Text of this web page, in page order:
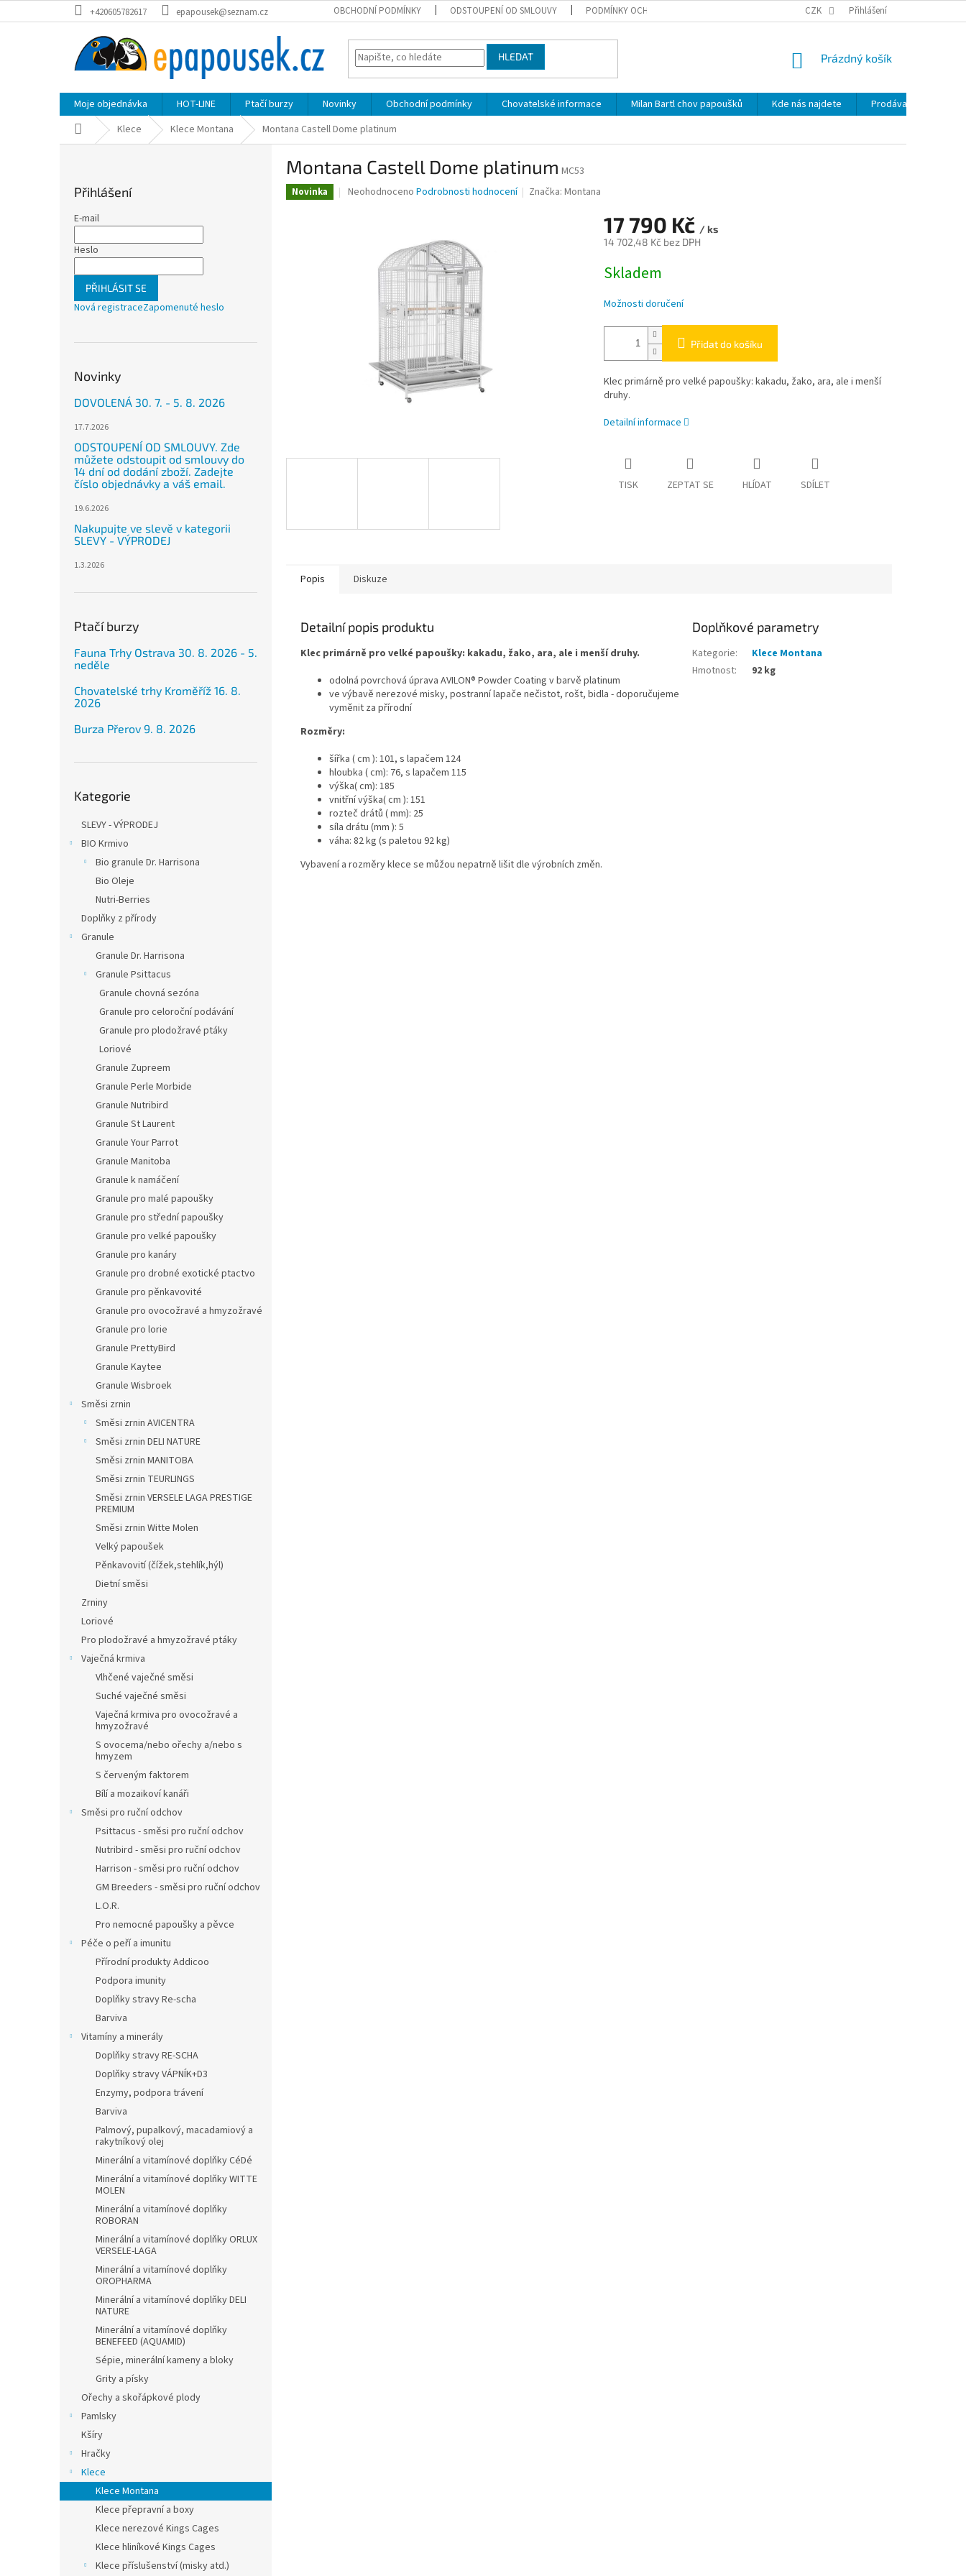
na
+420605782617 epapousek@seznam.cz OBCHODNÍ PODMÍNKY ODSTOUPENÍ OD SMLOUVY PODMÍNKY OCHRANY OSOBNÍCH ÚDAJŮ NOVINKY MAPA SERVERU
CZK Přihlášení
HLEDAT
NÁKUPNÍ
Prázdný košík
Moje objednávka HOT-LINE Ptačí burzy Novinky Obchodní podmínky Chovatelské informace Milan Bartl chov papoušků Kde nás najdete
Prodávané značky
Domů Klece Klece Montana Montana Castell Dome platinum
Přihlášení
E-mail
Heslo
PŘIHLÁSIT SE
Nová registraceZapomenuté heslo
Novinky
DOVOLENÁ 30. 7. - 5. 8. 2026
17.7.2026
ODSTOUPENÍ OD SMLOUVY. Zde
můžete odstoupit od smlouvy do
14 dní od dodání zboží. Zadejte
číslo objednávky a váš email.
19.6.2026
Nakupujte ve slevě v kategorii
SLEVY - VÝPRODEJ
1.3.2026
Ptačí burzy
Fauna Trhy Ostrava 30. 8. 2026 - 5.
neděle
Chovatelské trhy Kroměříž 16. 8.
2026
Burza Přerov 9. 8. 2026
kategorie
Kategorie
SLEVY - VÝPRODEJ
BIO Krmivo
Bio granule Dr. Harrisona
Bio Oleje
Nutri-Berries
Doplňky z přírody
Granule
Granule Dr. Harrisona
Granule Psittacus
Granule chovná sezóna
Granule pro celoroční podávání
Granule pro plodožravé ptáky
Loriové
Granule Zupreem
Granule Perle Morbide
Granule Nutribird
Granule St Laurent
Granule Your Parrot
Granule Manitoba
Granule k namáčení
Granule pro malé papoušky
Granule pro střední papoušky
Granule pro velké papoušky
Granule pro kanáry
Granule pro drobné exotické ptactvo
Granule pro pěnkavovité
Granule pro ovocožravé a hmyzožravé
Granule pro lorie
Granule PrettyBird
Granule Kaytee
Granule Wisbroek
Směsi zrnin
Směsi zrnin AVICENTRA
Směsi zrnin DELI NATURE
Směsi zrnin MANITOBA
Směsi zrnin TEURLINGS
Směsi zrnin VERSELE LAGA PRESTIGE
PREMIUM
Směsi zrnin Witte Molen
Velký papoušek
Pěnkavovití (čížek,stehlík,hýl)
Dietní směsi
Zrniny
Loriové
Pro plodožravé a hmyzožravé ptáky
Vaječná krmiva
Vlhčené vaječné směsi
Suché vaječné směsi
Vaječná krmiva pro ovocožravé a
hmyzožravé
S ovocema/nebo ořechy a/nebo s
hmyzem
S červeným faktorem
Bílí a mozaikoví kanáři
Směsi pro ruční odchov
Psittacus - směsi pro ruční odchov
Nutribird - směsi pro ruční odchov
Harrison - směsi pro ruční odchov
GM Breeders - směsi pro ruční odchov
L.O.R.
Pro nemocné papoušky a pěvce
Péče o peří a imunitu
Přírodní produkty Addicoo
Podpora imunity
Doplňky stravy Re-scha
Barviva
Vitamíny a minerály
Doplňky stravy RE-SCHA
Doplňky stravy VÁPNÍK+D3
Enzymy, podpora trávení
Barviva
Palmový, pupalkový, macadamiový a
rakytníkový olej
Minerální a vitamínové doplňky CéDé
Minerální a vitamínové doplňky WITTE
MOLEN
Minerální a vitamínové doplňky
ROBORAN
Minerální a vitamínové doplňky ORLUX
VERSELE-LAGA
Minerální a vitamínové doplňky
OROPHARMA
Minerální a vitamínové doplňky DELI
NATURE
Minerální a vitamínové doplňky
BENEFEED (AQUAMID)
Sépie, minerální kameny a bloky
Grity a písky
Ořechy a skořápkové plody
Pamlsky
Kšíry
Hračky
Klece
Klece Montana
Klece přepravní a boxy
Klece nerezové Kings Cages
Klece hliníkové Kings Cages
Klece příslušenství (misky atd.)
Montana Castell Dome platinum MC53
Novinka
Průměrné
hvězdiček.
Neohodnoceno Podrobnosti hodnocení Značka:Montana
17 790 Kč / ks
14 702,48 Kč bez DPH
cena:
Skladem
Možnosti doručení
Přidat do košíku
Klec primárně pro velké papoušky: kakadu, žako, ara, ale i menší
druhy.
Detailní informace
TISK ZEPTAT SE HLÍDAT SDÍLET
Popis Diskuze
Detailní popis produktu
Klec primárně pro velké papoušky: kakadu, žako, ara, ale i menší druhy.
odolná povrchová úprava AVILON® Powder Coating v barvě platinum
ve výbavě nerezové misky, postranní lapače nečistot, rošt, bidla - doporučujeme
vyměnit za přírodní
Rozměry:
šířka ( cm ): 101, s lapačem 124
hloubka ( cm): 76, s lapačem 115
výška( cm): 185
vnitřní výška( cm ): 151
rozteč drátů ( mm): 25
síla drátu (mm ): 5
váha: 82 kg (s paletou 92 kg)
Vybavení a rozměry klece se můžou nepatrně lišit dle výrobních změn.
Doplňkové parametry
Kategorie:
Klece Montana
Hmotnost: 92 kg